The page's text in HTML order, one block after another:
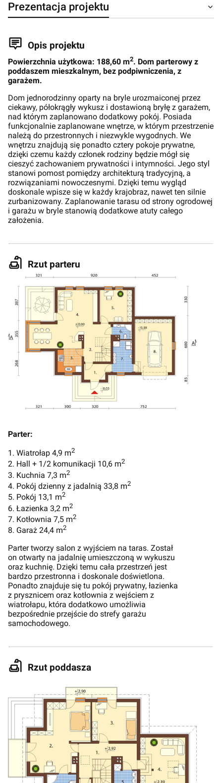
Prezentacja projektu
Opis projektu
Powierzchnia użytkowa: 188,60 m2. Dom parterowy z
poddaszem mieszkalnym, bez podpiwniczenia, z
garażem.
Dom jednorodzinny oparty na bryle urozmaiconej przez
ciekawy, półokrągły wykusz i dostawioną bryłę z garażem,
nad którym zaplanowano dodatkowy pokój. Posiada
funkcjonalnie zaplanowane wnętrze, w którym przestrzenie
należą do przestronnych i niezwykle wygodnych. We
wnętrzu znajdują się ponadto cztery pokoje prywatne,
dzięki czemu każdy członek rodziny będzie mógł się
cieszyć zachowaniem prywatności i intymności. Jego styl
stanowi pomost pomiędzy architekturą tradycyjną, a
rozwiązaniami nowoczesnymi. Dzięki temu wygląd
doskonale wpisze się w każdy krajobraz, nawet ten silnie
zurbanizowany. Zaplanowanie tarasu od strony ogrodowej
i garażu w bryle stanowią dodatkowe atuty całego
założenia.
Rzut parteru
Parter:
1. Wiatrołap 4,9 m2
2. Hall + 1/2 komunikacji 10,6 m2
3. Kuchnia 7,3 m2
4. Pokój dzienny z jadalnią 33,8 m2
5. Pokój 13,1 m2
6. Łazienka 3,2 m2
7. Kotłownia 7,5 m2
8. Garaż 24,4 m2
Parter tworzy salon z wyjściem na taras. Został
on otwarty na jadalnię umieszczoną w wykuszu
oraz kuchnię. Dzięki temu cała przestrzeń jest
bardzo przestronna i doskonale doświetlona.
Ponadto znajduje się tu pokój prywatny, łazienka
z prysznicem oraz kotłownia z wejściem z
wiatrołapu, która dodatkowo umożliwia
bezpośrednie przejście do strefy garażu
samochodowego.
Rzut poddasza